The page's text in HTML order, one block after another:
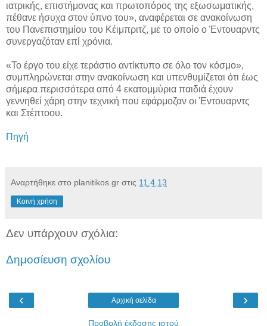
ιατρικής, επιστήμονας και πρωτοπόρος της εξωσωματικής,
πέθανε ήσυχα στον ύπνο του», αναφέρεται σε ανακοίνωση
του Πανεπιστημίου του Κέιμπριτζ, με το οποίο ο Έντουαρντς
συνεργαζόταν επί χρόνια.
«Το έργο του είχε τεράστιο αντίκτυπο σε όλο τον κόσμο»,
συμπληρώνεται στην ανακοίνωση και υπενθυμίζεται ότι έως
σήμερα περισσότερα από 4 εκατομμύρια παιδιά έχουν
γεννηθεί χάρη στην τεχνική που εφάρμοζαν οι Έντουαρντς
και Στέπτοου.
Πηγή
Αναρτήθηκε στο planitikos.gr στις 11.4.13
Κοινή χρήση
Δεν υπάρχουν σχόλια:
Δημοσίευση σχολίου
‹ ›
Αρχική σελίδα
Προβολή έκδοσης ιστού